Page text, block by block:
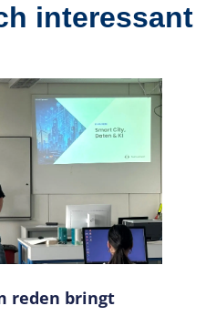
interessant
reden bringt